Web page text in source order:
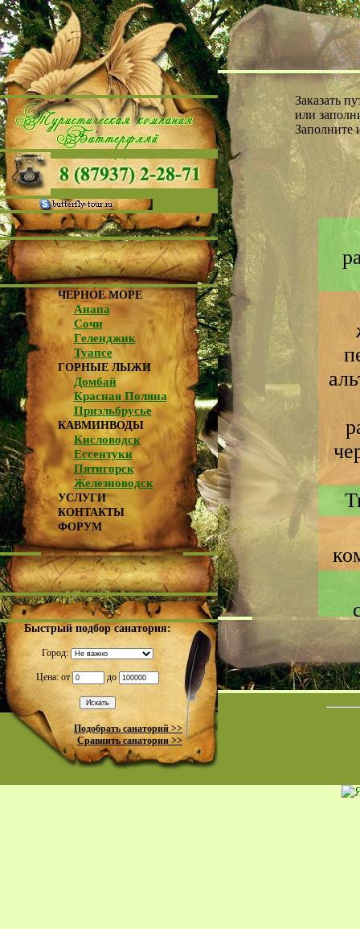
ЧЕРНОЕ МОРЕ
Анапа
Сочи
Геленджик
Туапсе
ГОРНЫЕ ЛЫЖИ
Домбай
Красная Поляна
Приэльбрусье
КАВМИНВОДЫ
Кисловодск
Ессентуки
Пятигорск
Железноводск
УСЛУГИ
КОНТАКТЫ
ФОРУМ
Быстрый подбор санатория:
Город:
Цена: от до
Подобрать санаторий >>
Сравнить санатории >>
Заказать
или
Заполните